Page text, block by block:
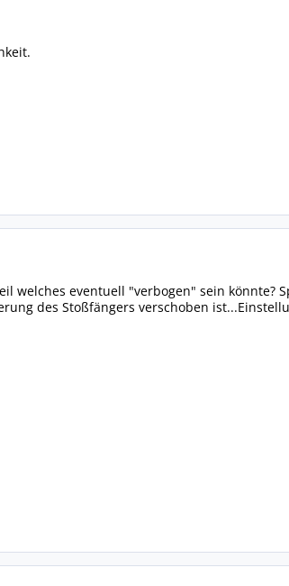
welches eventuell "verbogen" sein könnte?
des Stoßfängers verschoben